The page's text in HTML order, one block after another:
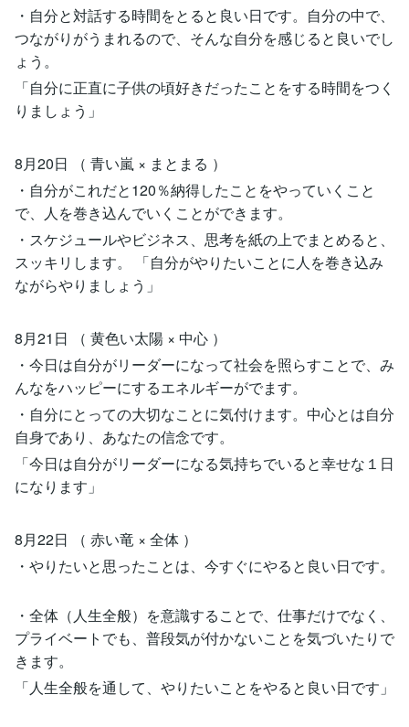
・自分と対話する時間をとると良い日です。自分の中で、
つながりがうまれるので、そんな自分を感じると良いでし
ょう。
「自分に正直に子供の頃好きだったことをする時間をつく
りましょう」
8月20日 （ 青い嵐 × まとまる ）
・自分がこれだと120％納得したことをやっていくこと
で、人を巻き込んでいくことができます。
・スケジュールやビジネス、思考を紙の上でまとめると、
スッキリします。 「自分がやりたいことに人を巻き込み
ながらやりましょう」
8月21日 （ 黄色い太陽 × 中心 ）
・今日は自分がリーダーになって社会を照らすことで、み
んなをハッピーにするエネルギーがでます。
・自分にとっての大切なことに気付けます。中心とは自分
自身であり、あなたの信念です。
「今日は自分がリーダーになる気持ちでいると幸せな１日
になります」
8月22日 （ 赤い竜 × 全体 ）
・やりたいと思ったことは、今すぐにやると良い日です。
・全体（人生全般）を意識することで、仕事だけでなく、
プライベートでも、普段気が付かないことを気づいたりで
きます。
「人生全般を通して、やりたいことをやると良い日です」